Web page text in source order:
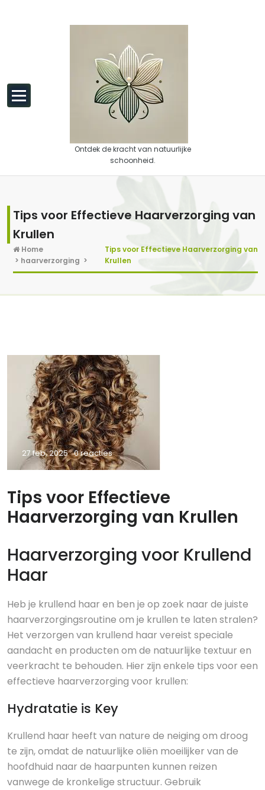
Ontdek de kracht van natuurlijke
schoonheid.
Tips voor Effectieve Haarverzorging van
Krullen
Home
> haarverzorging >
Tips voor Effectieve Haarverzorging van
Krullen
27 feb, 2025 0 reacties
Tips voor Effectieve
Haarverzorging van Krullen
Haarverzorging voor Krullend
Haar
Heb je krullend haar en ben je op zoek naar de juiste
haarverzorgingsroutine om je krullen te laten stralen?
Het verzorgen van krullend haar vereist speciale
aandacht en producten om de natuurlijke textuur en
veerkracht te behouden. Hier zijn enkele tips voor een
effectieve haarverzorging voor krullen:
Hydratatie is Key
Krullend haar heeft van nature de neiging om droog
te zijn, omdat de natuurlijke oliën moeilijker van de
hoofdhuid naar de haarpunten kunnen reizen
vanwege de kronkelige structuur. Gebruik